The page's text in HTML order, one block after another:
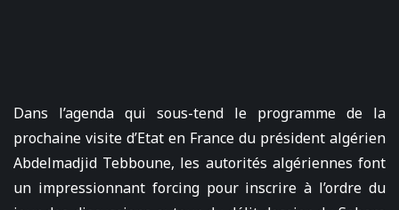
Dans l’agenda qui sous-tend le programme de la
prochaine visite d’Etat en France du président algérien
Abdelmadjid Tebboune, les autorités algériennes font
un impressionnant forcing pour inscrire à l’ordre du